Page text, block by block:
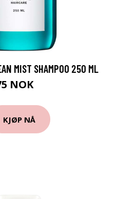
MIST SHAMPOO 250 ML
NOK
KJØP NÅ